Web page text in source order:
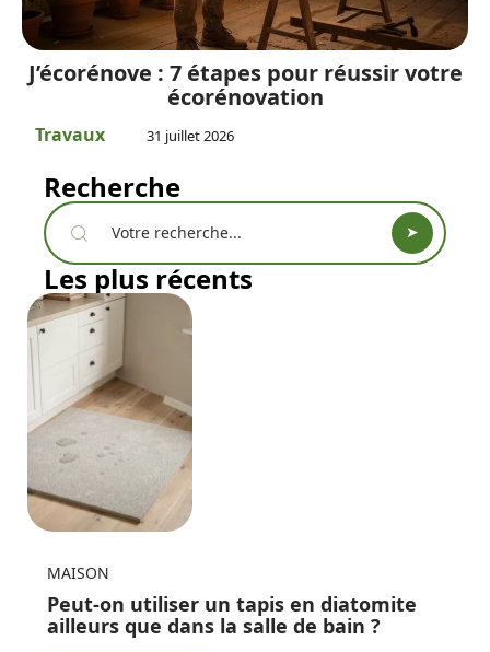
J’écorénove : 7 étapes pour réussir votre
écorénovation
Travaux 31 juillet 2026
Recherche
Les plus récents
MAISON
Peut-on utiliser un tapis en diatomite
ailleurs que dans la salle de bain ?